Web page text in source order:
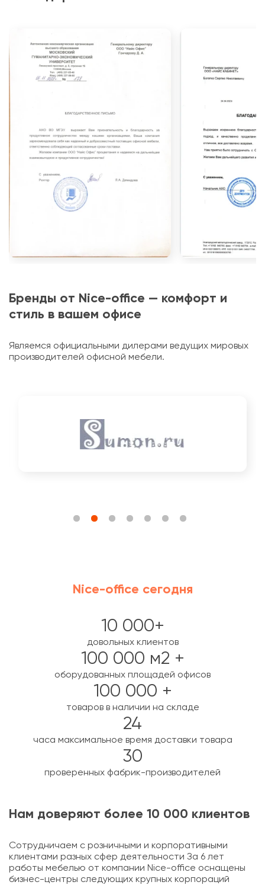
Бренды от Nice-office — комфорт и
стиль в вашем офисе
Являемся официальными дилерами ведущих мировых
производителей офисной мебели.
Nice-office сегодня
10 000+
довольных клиентов
100 000 м2 +
оборудованных площадей офисов
100 000 +
товаров в наличии на складе
24
часа максимальное время доставки товара
30
проверенных фабрик-производителей
Нам доверяют более 10 000 клиентов
Сотрудничаем с розничными и корпоративными
клиентами разных сфер деятельности За 6 лет
работы мебелью от компании Nice-office оснащены
бизнес-центры следующих крупных корпораций